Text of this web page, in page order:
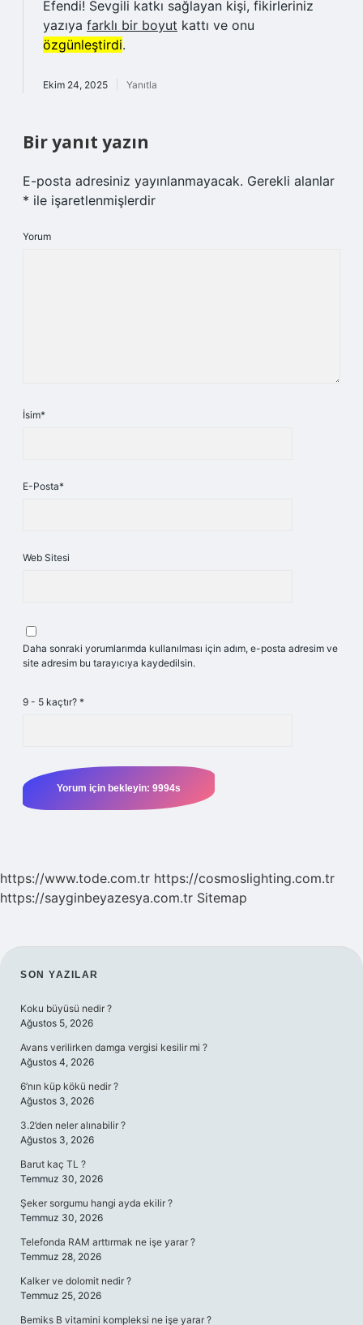
Efendi! Sevgili katkı sağlayan kişi, fikirleriniz
yazıya farklı bir boyut kattı ve onu
özgünleştirdi.
Ekim 24, 2025 Yanıtla
Bir yanıt yazın
E-posta adresiniz yayınlanmayacak. Gerekli alanlar
* ile işaretlenmişlerdir
Yorum
İsim*
E-Posta*
Web Sitesi
Daha sonraki yorumlarımda kullanılması için adım, e-posta adresim ve
site adresim bu tarayıcıya kaydedilsin.
9 - 5 kaçtır? *
https://www.tode.com.tr https://cosmoslighting.com.tr
https://sayginbeyazesya.com.tr Sitemap
SIDEBAR
SON YAZILAR
Koku büyüsü nedir ?
Ağustos 5, 2026
Avans verilirken damga vergisi kesilir mi ?
Ağustos 4, 2026
6’nın küp kökü nedir ?
Ağustos 3, 2026
3.2’den neler alınabilir ?
Ağustos 3, 2026
Barut kaç TL ?
Temmuz 30, 2026
Şeker sorgumu hangi ayda ekilir ?
Temmuz 30, 2026
Telefonda RAM arttırmak ne işe yarar ?
Temmuz 28, 2026
Kalker ve dolomit nedir ?
Temmuz 25, 2026
Bemiks B vitamini kompleksi ne işe yarar ?